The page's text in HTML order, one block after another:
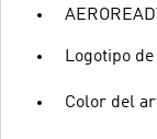
Logotipo
Color del